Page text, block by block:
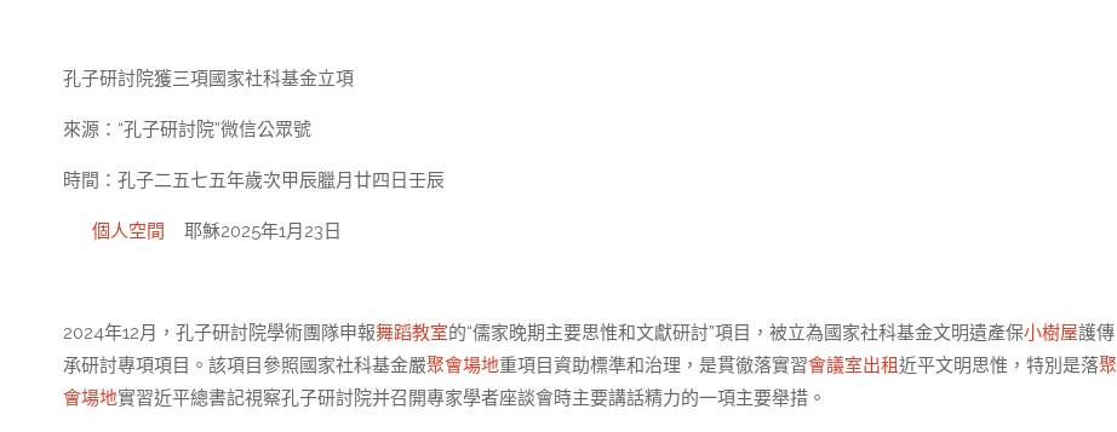
孔子研討院獲三項國家社科基金立項
來源：“孔子研討院”微信公眾號
時間：孔子二五七五年歲次甲辰臘月廿四日壬辰
個人空間 耶穌2025年1月23日
2024年12月，孔子研討院學術團隊申報舞蹈教室的“儒家晚期主要思惟和文獻研討”項目，被立為國家社科基金文明遺產保小樹屋護傳
承研討專項項目。該項目參照國家社科基金嚴聚會場地重項目資助標準和治理，是貫徹落實習會議室出租近平文明思惟，特別是落聚
會場地實習近平總書記視察孔子研討院并召開專家學者座談會時主要講話精力的一項主要舉措。